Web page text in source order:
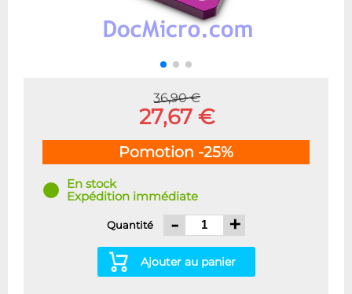
36,90 €
27,67 €
Pomotion -25%
En stock
Expédition immédiate
Quantité - +
Ajouter au panier